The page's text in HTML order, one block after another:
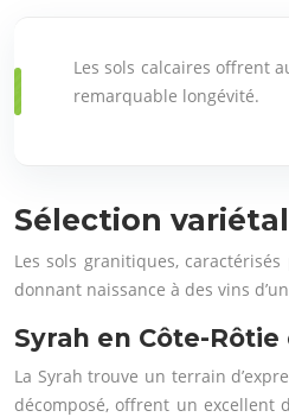
Les sols calcaires offrent
remarquable longévité.
Sélection
Les sols granitiques,
donnant naissance à des vins
Syrah en Côte-
La Syrah trouve un terrain
décomposé, offrent un excellent